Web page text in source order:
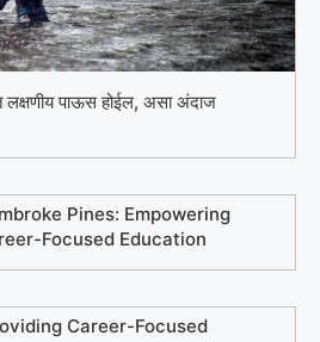
लक्षणीय पाऊस होईल, असा अंदाज
Pines: Empowering
Focused Education
Career-Focused